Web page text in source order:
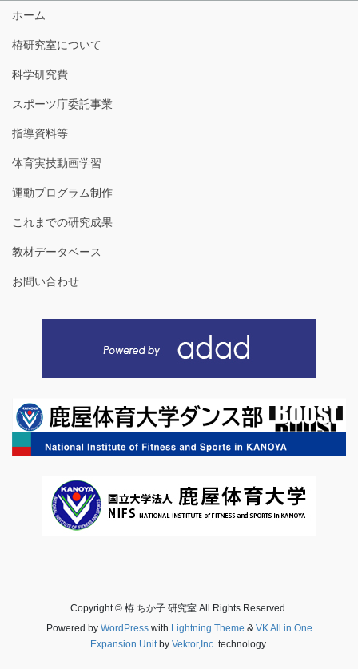
ホーム
栫研究室について
科学研究費
スポーツ庁委託事業
指導資料等
体育実技動画学習
運動プログラム制作
これまでの研究成果
教材データベース
お問い合わせ
Copyright © 栫 ちか子 研究室 All Rights Reserved.
Powered by WordPresswith Lightning Theme & VK All in One
Expansion Unitby Vektor,Inc. technology.